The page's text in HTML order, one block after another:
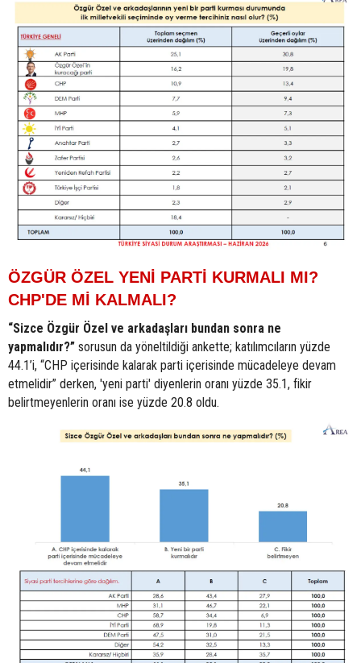
ÖZGÜR ÖZEL YENİ PARTİ KURMALI MI?
CHP'DE Mİ KALMALI?
“Sizce Özgür Özel ve arkadaşları bundan sonra ne
yapmalıdır?” sorusun da yöneltildiği ankette; katılımcıların yüzde
44.1’i, “CHP içerisinde kalarak parti içerisinde mücadeleye devam
etmelidir” derken, 'yeni parti' diyenlerin oranı yüzde 35.1, fikir
belirtmeyenlerin oranı ise yüzde 20.8 oldu.